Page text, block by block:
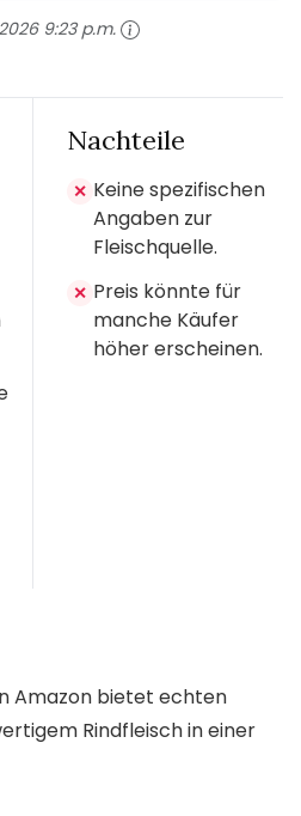
9:23 p.m.
Nachteile
✕ Keine spezifischen
Angaben zur
Fleischquelle.
✕ Preis könnte für
manche Käufer
höher erscheinen.
Amazon bietet echten
Rindfleisch in einer